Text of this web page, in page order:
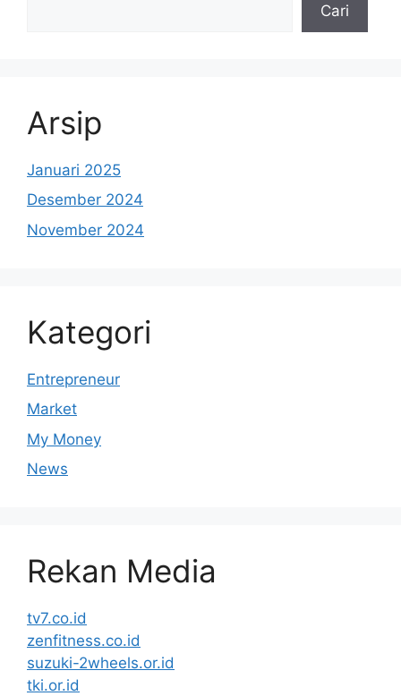
Cari
Arsip
Januari 2025
Desember 2024
November 2024
Kategori
Entrepreneur
Market
My Money
News
Rekan Media
tv7.co.id
zenfitness.co.id
suzuki-2wheels.or.id
tki.or.id